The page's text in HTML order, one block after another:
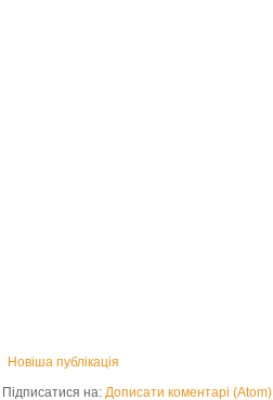
Новіша публікація
Підписатися на: Дописати коментарі (Atom)